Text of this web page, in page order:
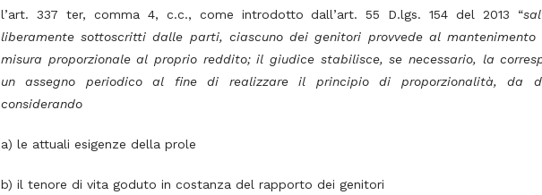
l’art. 337 ter, comma 4, c.c., come introdotto dall’art. 55 D.lgs. 154 del 2013 “
liberamente sottoscritti dalle parti, ciascuno dei genitori provvede al
misura proporzionale al proprio reddito; il giudice stabilisce, se necessario, la
un assegno periodico al fine di realizzare il principio di proporzionalità, da
considerando
a) le attuali esigenze della prole
b) il tenore di vita goduto in costanza del rapporto dei genitori